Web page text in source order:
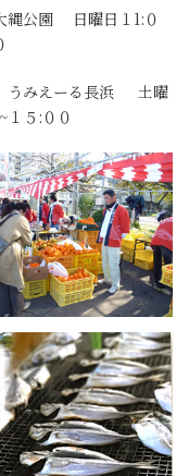
縄公園 日曜日１1:０
うみえーる長浜 土曜
５:００